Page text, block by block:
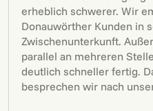
erheblich schwerer. Wir
Donauwörther Kunden in
Zwischenunterkunft.
parallel an mehreren
deutlich schneller fertig.
besprechen wir nach